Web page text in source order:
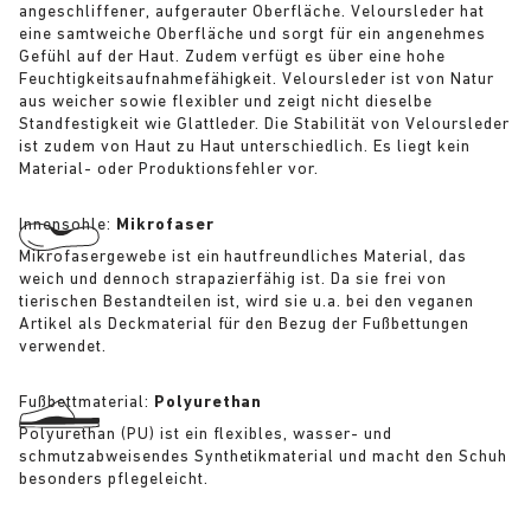
angeschliffener, aufgerauter Oberfläche. Veloursleder hat
eine samtweiche Oberfläche und sorgt für ein angenehmes
Gefühl auf der Haut. Zudem verfügt es über eine hohe
Feuchtigkeitsaufnahmefähigkeit. Veloursleder ist von Natur
aus weicher sowie flexibler und zeigt nicht dieselbe
Standfestigkeit wie Glattleder. Die Stabilität von Veloursleder
ist zudem von Haut zu Haut unterschiedlich. Es liegt kein
Material- oder Produktionsfehler vor.
Innensohle: Mikrofaser
Mikrofasergewebe ist ein hautfreundliches Material, das
weich und dennoch strapazierfähig ist. Da sie frei von
tierischen Bestandteilen ist, wird sie u.a. bei den veganen
Artikel als Deckmaterial für den Bezug der Fußbettungen
verwendet.
Fußbettmaterial: Polyurethan
Polyurethan (PU) ist ein flexibles, wasser- und
schmutzabweisendes Synthetikmaterial und macht den Schuh
besonders pflegeleicht.